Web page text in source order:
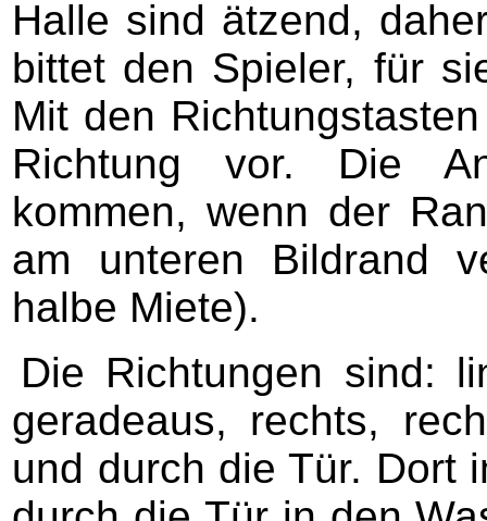
Halle sind ätzend,
bittet den Spieler, für
Mit den
Richtung vor. Die
kommen, wenn der
am unteren Bildrand
halbe Miete).
Die Richtungen sind:
geradeaus, rechts,
und durch die Tür. Dort